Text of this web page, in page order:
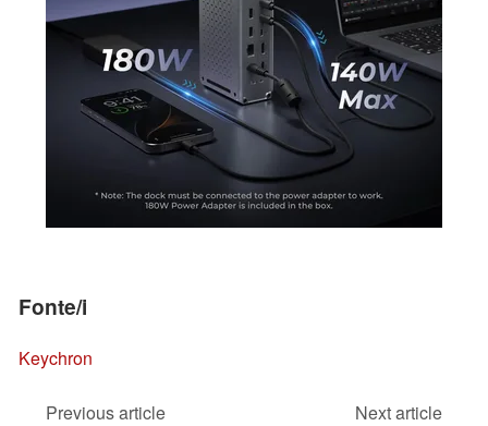
Fonte/i
Keychron
Previous article
Next article